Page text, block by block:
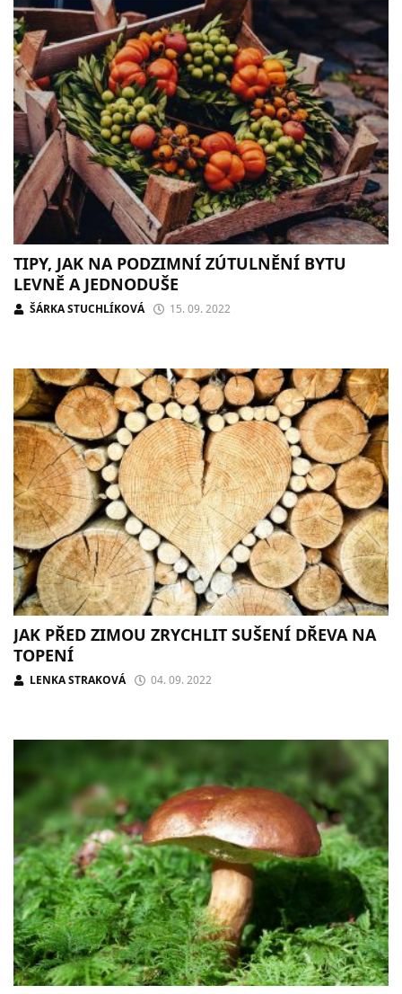
TIPY, JAK NA PODZIMNÍ ZÚTULNĚNÍ BYTU
LEVNĚ A JEDNODUŠE
ŠÁRKA STUCHLÍKOVÁ 15. 09. 2022
JAK PŘED ZIMOU ZRYCHLIT SUŠENÍ DŘEVA NA
TOPENÍ
LENKA STRAKOVÁ 04. 09. 2022